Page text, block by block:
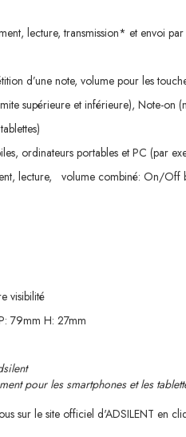
lecture, transmission* et envoi
d’une note, volume pour les
supérieure et inférieure), Note-
ordinateurs portables et PC (par
lecture, volume combiné: On/Off
visibilité
79mm H: 27mm
pour les smartphones et les
sur le site officiel d'ADSILENT en